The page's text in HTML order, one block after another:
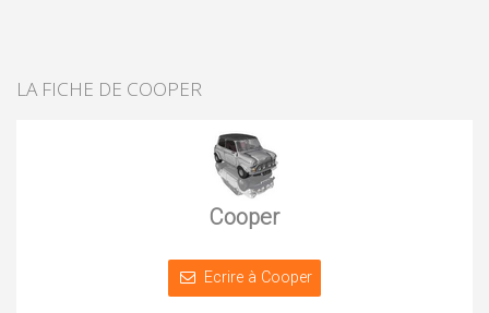
LA FICHE DE COOPER
Cooper
Ecrire à Cooper